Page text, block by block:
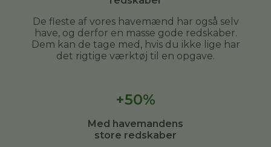
De fleste af vores havemænd har også selv
have, og derfor en masse gode redskaber.
Dem kan de tage med, hvis du ikke lige har
det rigtige værktøj til en opgave.
+50%
Med havemandens
store redskaber